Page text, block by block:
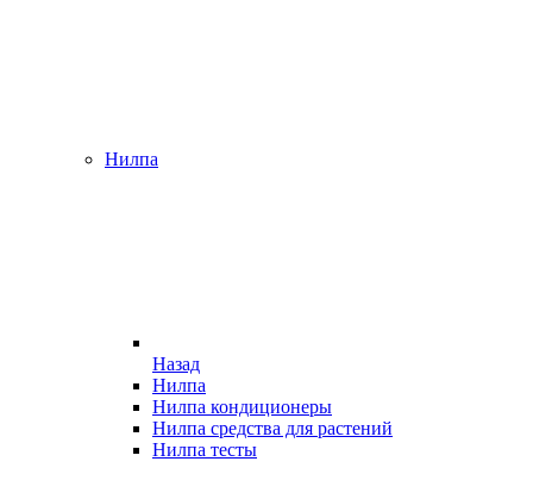
Нилпа
Назад
Нилпа
Нилпа кондиционеры
Нилпа средства для растений
Нилпа тесты